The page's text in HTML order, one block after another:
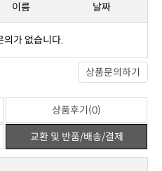
이름 날짜
의가 없습니다.
상품문의하기
상품후기(0)
교환 및 반품/배송/결제